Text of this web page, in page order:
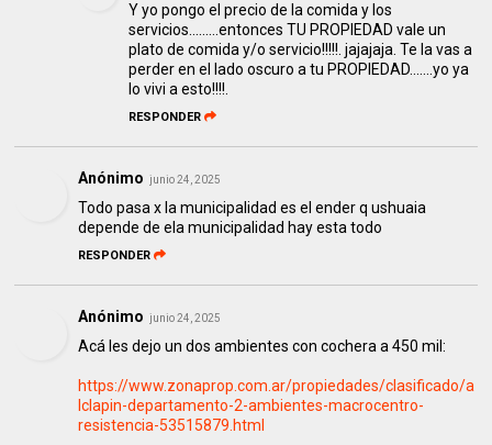
Y yo pongo el precio de la comida y los
servicios.........entonces TU PROPIEDAD vale un
plato de comida y/o servicio!!!!!. jajajaja. Te la vas a
perder en el lado oscuro a tu PROPIEDAD.......yo ya
lo vivi a esto!!!!.
RESPONDER
Anónimo junio 24, 2025
Todo pasa x la municipalidad es el ender q ushuaia
depende de ela municipalidad hay esta todo
RESPONDER
Anónimo junio 24, 2025
Acá les dejo un dos ambientes con cochera a 450 mil:
https://www.zonaprop.com.ar/propiedades/clasificado/a
lclapin-departamento-2-ambientes-macrocentro-
resistencia-53515879.html